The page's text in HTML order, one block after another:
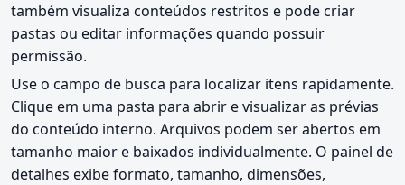
também visualiza conteúdos restritos e pode criar
pastas ou editar informações quando possuir
permissão.
Use o campo de busca para localizar itens rapidamente.
Clique em uma pasta para abrir e visualizar as prévias
do conteúdo interno. Arquivos podem ser abertos em
tamanho maior e baixados individualmente. O painel de
detalhes exibe formato, tamanho, dimensões,